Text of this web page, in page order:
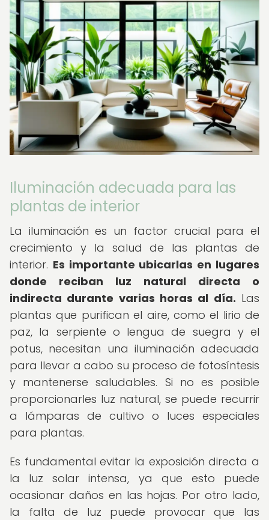
Iluminación adecuada para las
plantas de interior
La iluminación es un factor crucial para el
crecimiento y la salud de las plantas de
interior. Es importante ubicarlas en lugares
donde reciban luz natural directa o
indirecta durante varias horas al día. Las
plantas que purifican el aire, como el lirio de
paz, la serpiente o lengua de suegra y el
potus, necesitan una iluminación adecuada
para llevar a cabo su proceso de fotosíntesis
y mantenerse saludables. Si no es posible
proporcionarles luz natural, se puede recurrir
a lámparas de cultivo o luces especiales
para plantas.
Es fundamental evitar la exposición directa a
la luz solar intensa, ya que esto puede
ocasionar daños en las hojas. Por otro lado,
la falta de luz puede provocar que las